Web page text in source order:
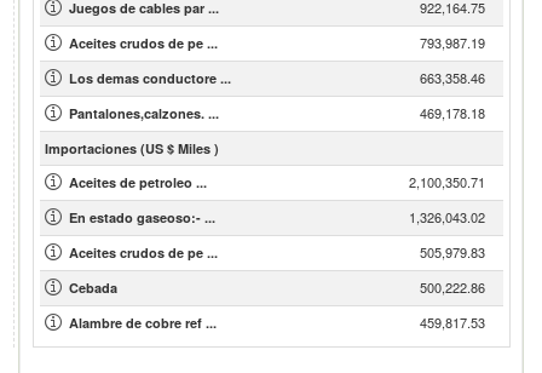
Juegos de cables par ... 922,164.75
Aceites crudos de pe ... 793,987.19
Los demas conductore ... 663,358.46
Pantalones,calzones. ... 469,178.18
Importaciones (US $ Miles )
Aceites de petroleo ...
2,100,350.71
En estado gaseoso:- ... 1,326,043.02
Aceites crudos de pe ... 505,979.83
Cebada 500,222.86
Alambre de cobre ref ... 459,817.53